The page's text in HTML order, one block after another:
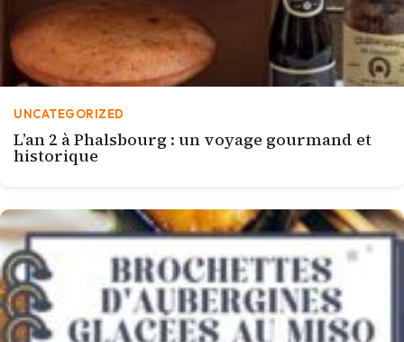
UNCATEGORIZED
L’an 2 à Phalsbourg : un voyage gourmand et
historique